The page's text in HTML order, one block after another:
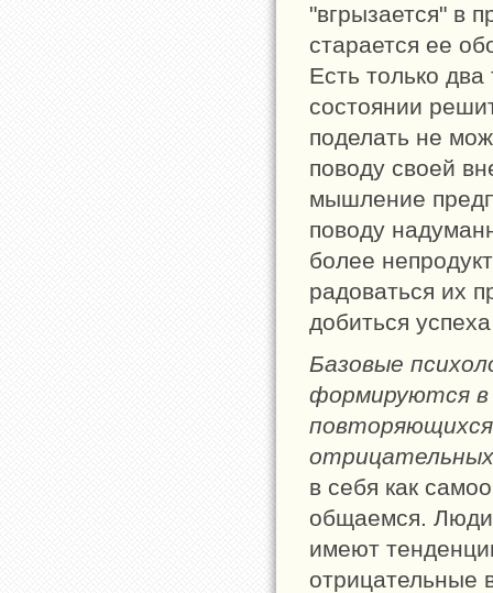
"вгрызается" в
старается ее
Есть только
состоянии
поделать не
поводу своей
мышление
поводу
более
радоваться их
добиться
Базовые
формируются в
отрицательных
в себя как
общаемся.
имеют
отрицательные